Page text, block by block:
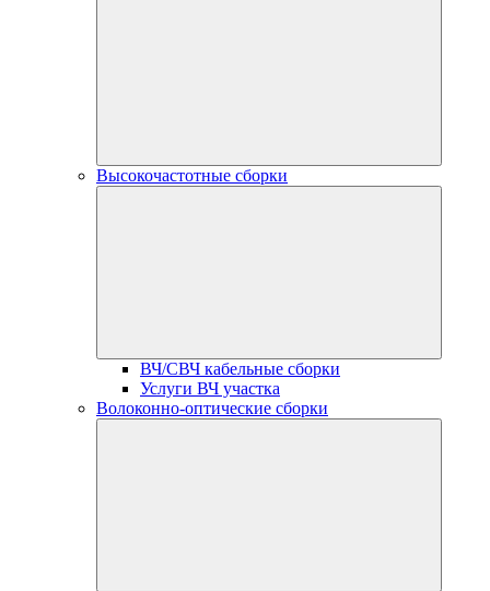
Высокочастотные сборки
ВЧ/СВЧ кабельные сборки
Услуги ВЧ участка
Волоконно-оптические сборки